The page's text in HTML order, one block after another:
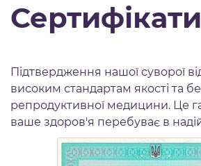
Сертифікати
Підтвердження нашої суворої
високим стандартам якості та
репродуктивної медицини. Це
ваше здоров'я перебуває в